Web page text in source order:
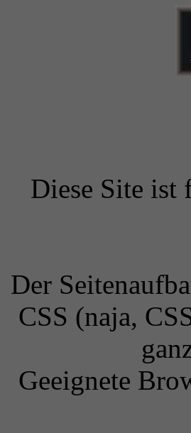
Diese Site ist
Der
CSS (naja,
Geeignete